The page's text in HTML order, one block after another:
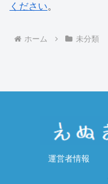
ください。
ホーム 未分類
運営者情報